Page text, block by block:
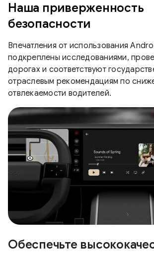
Наша приверженность
безопасности
Впечатления от использования
подкреплены исследованиями,
дорогах и соответствуют
отраслевым рекомендациям по
отвлекаемости водителей.
Обеспечьте